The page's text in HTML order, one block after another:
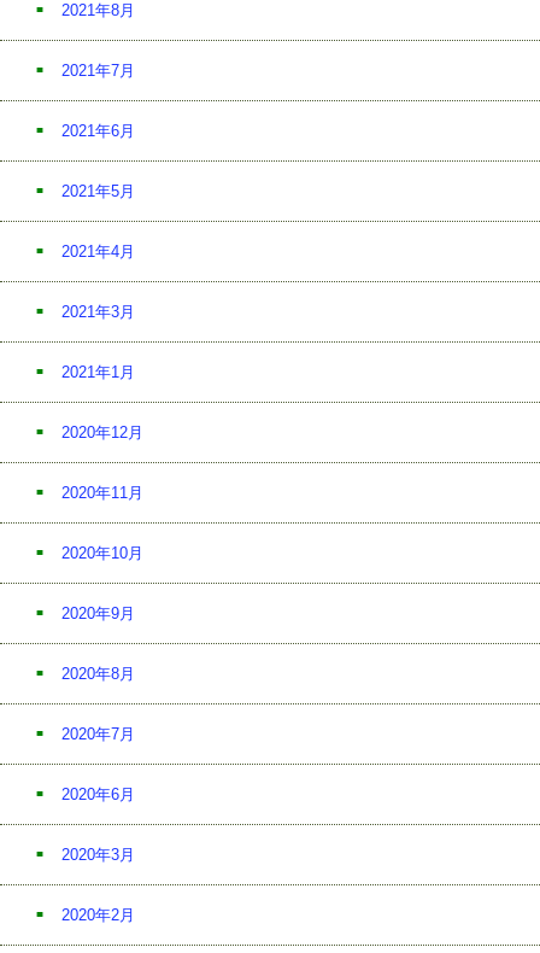
2021年8月
2021年7月
2021年6月
2021年5月
2021年4月
2021年3月
2021年1月
2020年12月
2020年11月
2020年10月
2020年9月
2020年8月
2020年7月
2020年6月
2020年3月
2020年2月